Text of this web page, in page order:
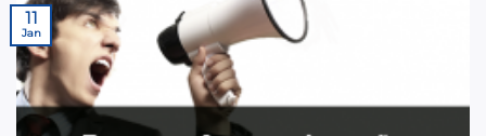
11
Jan